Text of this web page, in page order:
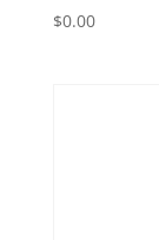
$0.00